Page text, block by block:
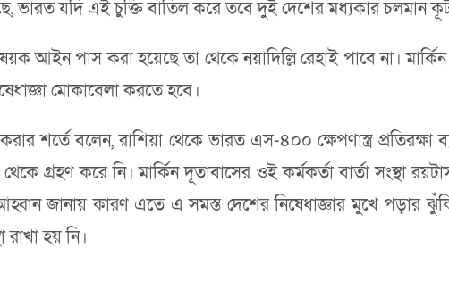
ভারত যদি এই চুক্তি বাতিল করে তবে দুই দেশের মধ্যকার চলমান
আইন পাস করা হয়েছে তা থেকে নয়াদিল্লি রেহাই পাবে না।
মোকাবেলা করতে হবে।
শর্তে বলেন, রাশিয়া থেকে ভারত এস-৪০০ ক্ষেপণাস্ত্র প্রতিরক্ষা
গ্রহণ করে নি। মার্কিন দূতাবাসের ওই কর্মকর্তা বার্তা সংস্থা
জানায় কারণ এতে এ সমস্ত দেশের নিষেধাজ্ঞার মুখে পড়ার
হয় নি।